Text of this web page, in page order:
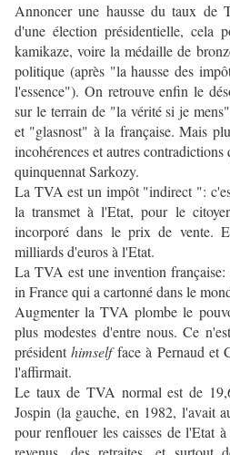
Annoncer une hausse du taux
d'une élection présidentielle, cela
kamikaze, voire la médaille de
politique (après "la hausse des
l'essence"). On retrouve enfin le
sur le terrain de "la vérité si je
et "glasnost" à la française. Mais
incohérences et autres
quinquennat Sarkozy.
La TVA est un impôt "indirect ":
la transmet à l'Etat, pour le
incorporé dans le prix de vente.
milliards d'euros à l'Etat.
La TVA est une invention
in France qui a cartonné dans le
Augmenter la TVA plombe le
plus modestes d'entre nous. Ce
présidenthimselfface à Pernaud et
l'affirmait.
Le taux de TVA normal est de
Jospin (la gauche, en 1982, l'avait
pour renflouer les caisses de l'Etat